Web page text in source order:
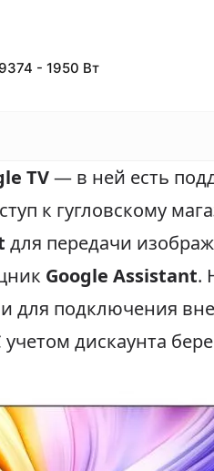
- 1950 Вт
TV— в ней есть
к гугловскому
для передачи
Google Assistant.
для подключения
дискаунта